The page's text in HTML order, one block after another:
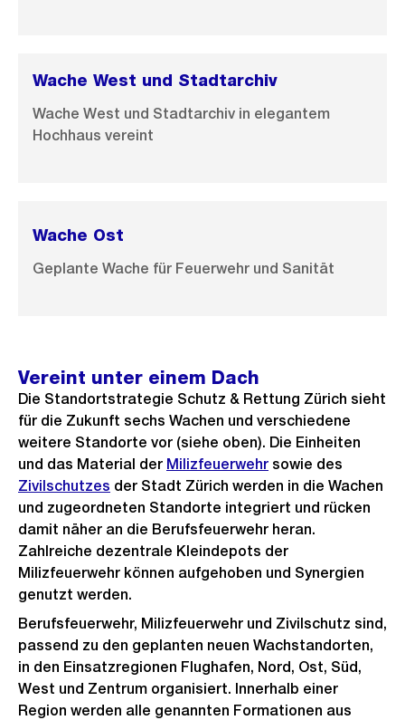
Wache West und Stadtarchiv
Wache West und Stadtarchiv in elegantem
Hochhaus vereint
Wache Ost
Geplante Wache für Feuerwehr und Sanität
Vereint unter einem Dach
Die Standortstrategie Schutz & Rettung Zürich sieht
für die Zukunft sechs Wachen und verschiedene
weitere Standorte vor (siehe oben). Die Einheiten
und das Material der Milizfeuerwehr sowie des
Zivilschutzes der Stadt Zürich werden in die Wachen
und zugeordneten Standorte integriert und rücken
damit näher an die Berufsfeuerwehr heran.
Zahlreiche dezentrale Kleindepots der
Milizfeuerwehr können aufgehoben und Synergien
genutzt werden.
Berufsfeuerwehr, Milizfeuerwehr und Zivilschutz sind,
passend zu den geplanten neuen Wachstandorten,
in den Einsatzregionen Flughafen, Nord, Ost, Süd,
West und Zentrum organisiert. Innerhalb einer
Region werden alle genannten Formationen aus